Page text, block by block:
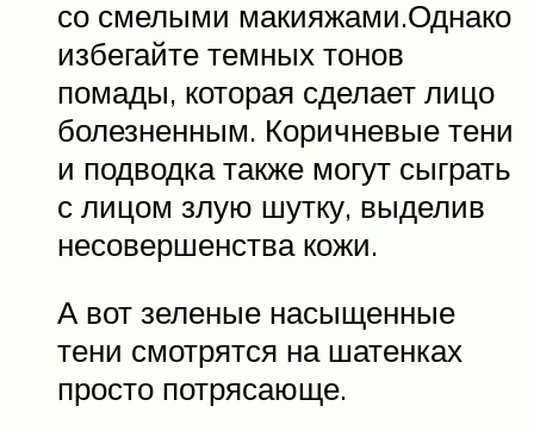
со смелыми макияжами.Однако
избегайте темных тонов
помады, которая сделает лицо
болезненным. Коричневые тени
и подводка также могут сыграть
с лицом злую шутку, выделив
несовершенства кожи.
А вот зеленые насыщенные
тени смотрятся на шатенках
просто потрясающе.